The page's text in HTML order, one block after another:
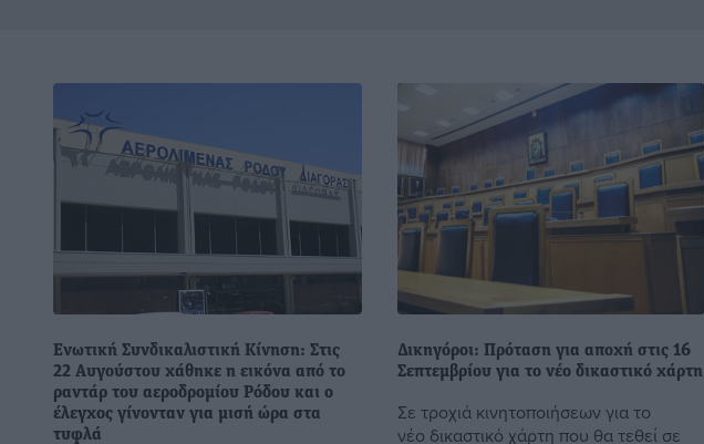
Ενωτική Συνδικαλιστική Κίνηση: Στις
22 Αυγούστου χάθηκε η εικόνα από το
ραντάρ του αεροδρομίου Ρόδου και ο
έλεγχος γίνονταν για μισή ώρα στα
τυφλά
Δικηγόροι: Πρόταση για αποχή στις 16
Σεπτεμβρίου για το νέο δικαστικό χάρτη
Σε τροχιά κινητοποιήσεων για το
νέο δικαστικό χάρτη που θα τεθεί σε